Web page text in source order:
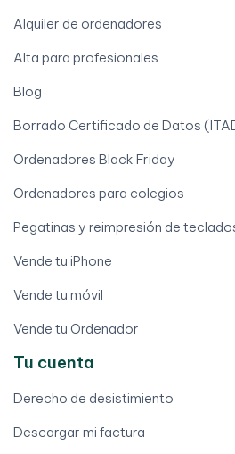
Alquiler de ordenadores
Alta para profesionales
Blog
Borrado Certificado de Datos
Ordenadores Black Friday
Ordenadores para colegios
Pegatinas y reimpresión de
Vende tu iPhone
Vende tu móvil
Vende tu Ordenador
Tu cuenta
Derecho de desistimiento
Descargar mi factura